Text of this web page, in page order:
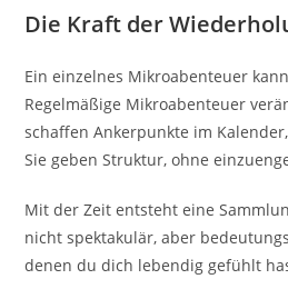
Die Kraft der
Ein einzelnes Mikroabenteuer
Regelmäßige Mikroabenteuer
schaffen Ankerpunkte im
Sie geben Struktur, ohne
Mit der Zeit entsteht eine
nicht spektakulär, aber
denen du dich lebendig gefühlt